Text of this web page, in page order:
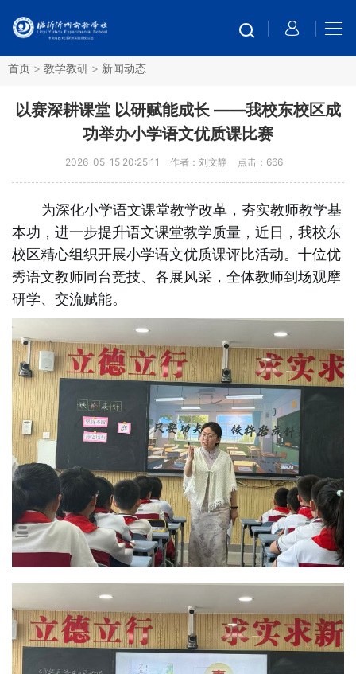
首页 > 教学教研 > 新闻动态
以赛深耕课堂 以研赋能成长 ——我校东校区成
功举办小学语文优质课比赛
2026-05-15 20:25:11 作者：刘文静 点击： 666
为深化小学语文课堂教学改革，夯实教师教学基
本功，进一步提升语文课堂教学质量，近日，我校东
校区精心组织开展小学语文优质课评比活动。十位优
秀语文教师同台竞技、各展风采，全体教师到场观摩
研学、交流赋能。